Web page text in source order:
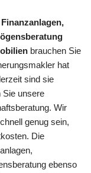
brauchen Sie
hat
sind sie
Sie unsere
Wir
genug sein,
Die
ebenso